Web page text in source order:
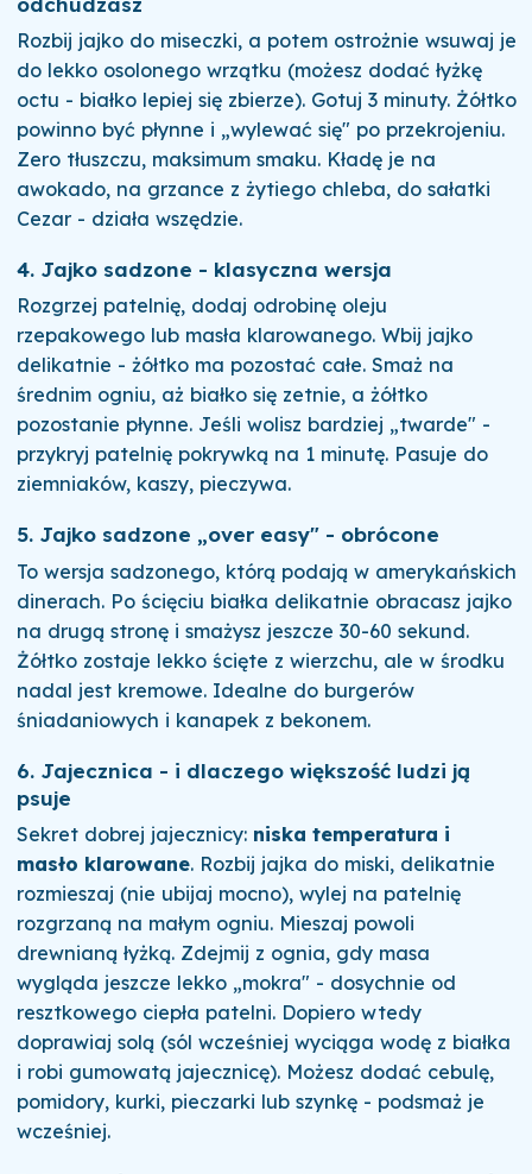
Rozbij jajko do miseczki, a potem ostrożnie wsuwaj je
do lekko osolonego wrzątku (możesz dodać łyżkę
octu - białko lepiej się zbierze). Gotuj 3 minuty. Żółtko
powinno być płynne i „wylewać się" po przekrojeniu.
Zero tłuszczu, maksimum smaku. Kładę je na
awokado, na grzance z żytiego chleba, do sałatki
Cezar - działa wszędzie.
4. Jajko sadzone - klasyczna wersja
Rozgrzej patelnię, dodaj odrobinę oleju
rzepakowego lub masła klarowanego. Wbij jajko
delikatnie - żółtko ma pozostać całe. Smaż na
średnim ogniu, aż białko się zetnie, a żółtko
pozostanie płynne. Jeśli wolisz bardziej „twarde" -
przykryj patelnię pokrywką na 1 minutę. Pasuje do
ziemniaków, kaszy, pieczywa.
5. Jajko sadzone „over easy" - obrócone
To wersja sadzonego, którą podają w amerykańskich
dinerach. Po ścięciu białka delikatnie obracasz jajko
na drugą stronę i smażysz jeszcze 30-60 sekund.
Żółtko zostaje lekko ścięte z wierzchu, ale w środku
nadal jest kremowe. Idealne do burgerów
śniadaniowych i kanapek z bekonem.
6. Jajecznica - i dlaczego większość ludzi ją
psuje
Sekret dobrej jajecznicy: niska temperatura i
masło klarowane. Rozbij jajka do miski, delikatnie
rozmieszaj (nie ubijaj mocno), wylej na patelnię
rozgrzaną na małym ogniu. Mieszaj powoli
drewnianą łyżką. Zdejmij z ognia, gdy masa
wygląda jeszcze lekko „mokra" - dosychnie od
resztkowego ciepła patelni. Dopiero wtedy
doprawiaj solą (sól wcześniej wyciąga wodę z białka
i robi gumowatą jajecznicę). Możesz dodać cebulę,
pomidory, kurki, pieczarki lub szynkę - podsmaż je
wcześniej.